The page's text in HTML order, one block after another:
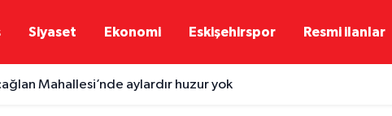
Siyaset Ekonomi Eskişehirspor Resmi ilanlar
Mahallesi’nde aylardır huzur yok